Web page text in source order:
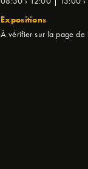
Expositions
À vérifier sur la page de